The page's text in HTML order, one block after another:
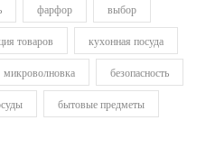
фарфор выбор
товаров кухонная посуда
микроволновка безопасность
бытовые предметы